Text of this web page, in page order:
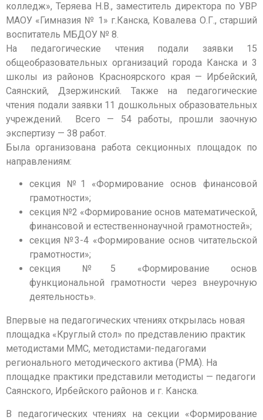
колледж», Теряева Н.В., заместитель директора по УВР
МАОУ «Гимназия № 1» г.Канска, Ковалева О.Г., старший
воспитатель МБДОУ № 8.
На педагогические чтения подали заявки 15
общеобразовательных организаций города Канска и 3
школы из районов Красноярского края — Ирбейский,
Саянский, Дзержинский. Также на педагогические
чтения подали заявки 11 дошкольных образовательных
учреждений. Всего — 54 работы, прошли заочную
экспертизу — 38 работ.
Была организована работа секционных площадок по
направлениям:
секция №1 «Формирование основ финансовой
грамотности»;
секция №2 «Формирование основ математической,
финансовой и естественнонаучной грамотностей»;
секция №3-4 «Формирование основ читательской
грамотности»;
секция №5 «Формирование основ
функциональной грамотности через внеурочную
деятельность».
Впервые на педагогических чтениях открылась новая
площадка «Круглый стол» по представлению практик
методистами ММС, методистами-педагогами
регионального методического актива (РМА). На
площадке практики представили методисты — педагоги
Саянского, Ирбейского районов и г. Канска.
В педагогических чтениях на секции «Формирование